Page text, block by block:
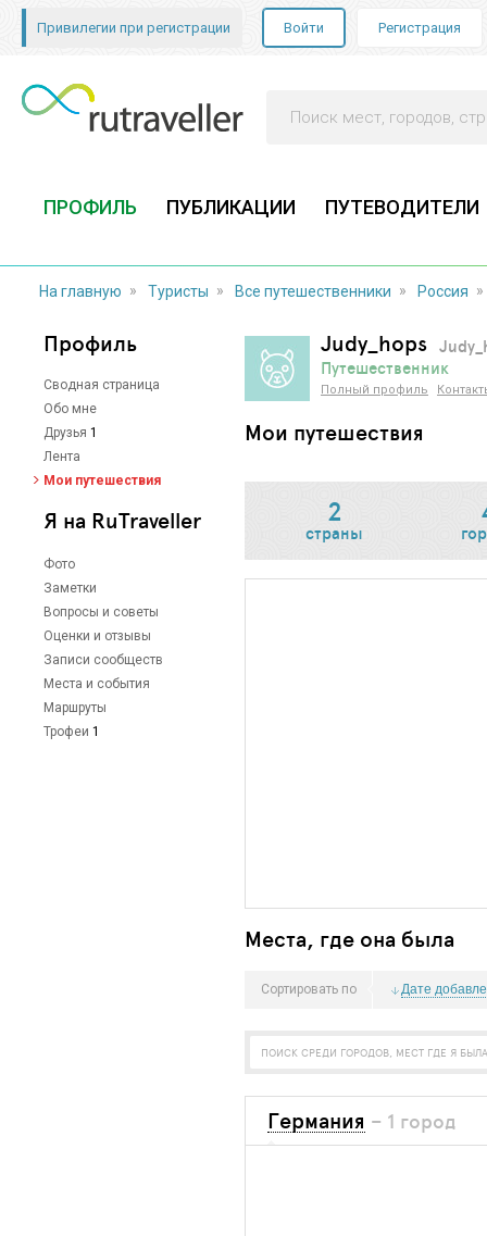
Привилегии при регистрации Войти Регистрация
ПРОФИЛЬ ПУБЛИКАЦИИ ПУТЕВОДИТЕЛИ
На главную » Туристы » Все путешественники » Россия »
Профиль
Сводная страница
Обо мне
Друзья 1
Лента
Мои путешествия
Я на RuTraveller
Фото
Заметки
Вопросы и советы
Оценки и отзывы
Записи сообществ
Места и события
Маршруты
Трофеи 1
Judy_hops
Путешественник
Полный профиль
Мои путешествия
2
страны
Места, где она была
Сортировать по Дате
Германия – 1 город